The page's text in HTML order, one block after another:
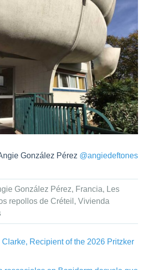
González Pérez @angiedeftones
González Pérez, Francia, Les
repollos de Créteil , Vivienda
Recipient of the 2026 Pritzker